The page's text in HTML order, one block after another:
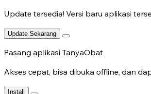
Update tersedia! Versi baru aplikasi
Update Sekarang
Pasang aplikasi TanyaObat
Akses cepat, bisa dibuka offline, dan
Install